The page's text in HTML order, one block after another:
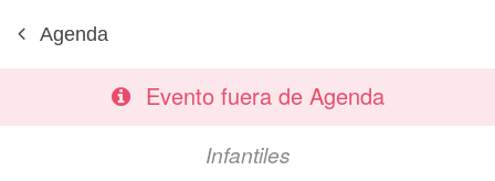
Agenda
Evento fuera de Agenda
Infantiles